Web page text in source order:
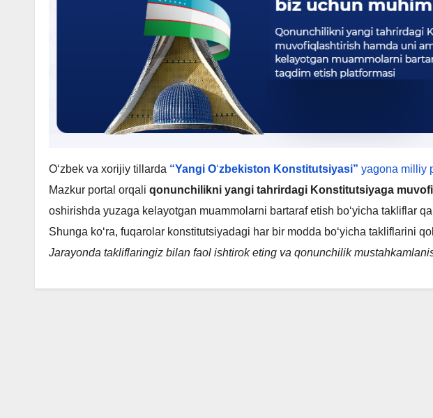
O‘zbek va xorijiy tillarda “Yangi O‘zbekiston Konstitutsiyasi” yagona milliy
Mazkur portal orqali qonunchilikni yangi tahrirdagi Konstitutsiyaga
oshirishda yuzaga kelayotgan muammolarni bartaraf etish bo‘yicha takliflar
Shunga ko‘ra, fuqarolar konstitutsiyadagi har bir modda bo‘yicha takliflarini
Jarayonda takliflaringiz bilan faol ishtirok eting va qonunchilik